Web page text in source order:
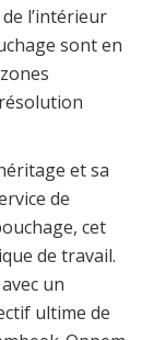
l’intérieur
sont en
et sa
de
cet
de travail.
un
ultime de